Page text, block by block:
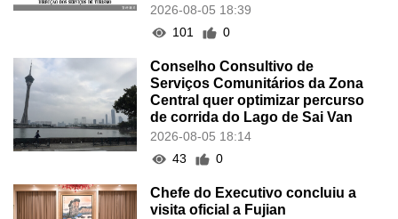
2026-08-05 18:39
101
0
Conselho Consultivo de
Serviços Comunitários da Zona
Central quer optimizar percurso
de corrida do Lago de Sai Van
2026-08-05 18:14
43
0
Chefe do Executivo concluiu a
visita oficial a Fujian